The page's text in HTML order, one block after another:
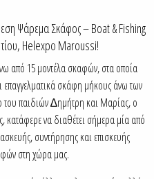
Ψάρεμα Σκάφος – Boat & Fishing
Helexpo Maroussi!
από 15 µοντέλα σκαφών, στα οποία
επαγγελµατικά σκάφη µήκους άνω των
του παιδιών ∆ηµήτρη και Μαρίας, ο
κατάφερε να διαθέτει σήµερα µία από
συντήρησης και επισκευής
στη χώρα µας.